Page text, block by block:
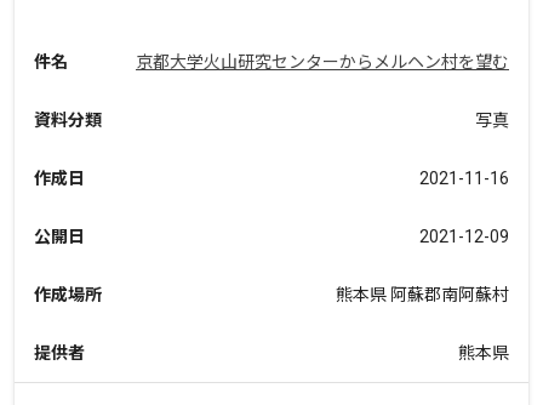
件名 京都大学火山研究センターからメルヘン村を望む
資料分類 写真
作成日 2021-11-16
公開日 2021-12-09
作成場所 熊本県 阿蘇郡南阿蘇村
提供者 熊本県